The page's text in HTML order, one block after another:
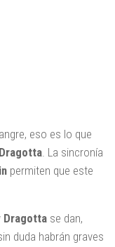
eso es lo que
. La sincronía
permiten que este
Dragotta se dan,
duda habrán graves